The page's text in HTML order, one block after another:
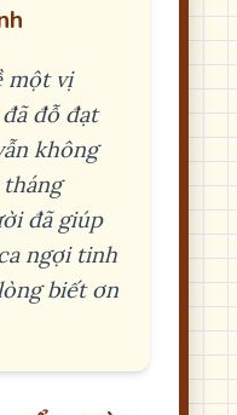
một vị
đỗ đạt
không
đã giúp
ngợi tinh
biết ơn